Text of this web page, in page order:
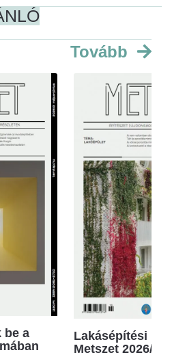
Tovább
be a
Lakásépítési
Metszet 2026/2.